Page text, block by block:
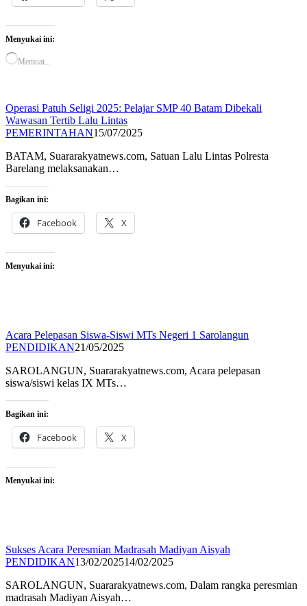
Menyukai ini:
Memuat...
Operasi Patuh Seligi 2025: Pelajar SMP 40 Batam Dibekali
Wawasan Tertib Lalu Lintas
PEMERINTAHAN15/07/2025
BATAM, Suararakyatnews.com, Satuan Lalu Lintas Polresta
Barelang melaksanakan…
Bagikan ini:
Facebook X
Menyukai ini:
Acara Pelepasan Siswa-Siswi MTs Negeri 1 Sarolangun
PENDIDIKAN21/05/2025
SAROLANGUN, Suararakyatnews.com, Acara pelepasan
siswa/siswi kelas IX MTs…
Bagikan ini:
Facebook X
Menyukai ini:
Sukses Acara Peresmian Madrasah Madiyan Aisyah
PENDIDIKAN13/02/202514/02/2025
SAROLANGUN, Suararakyatnews.com, Dalam rangka peresmian
madrasah Madiyan Aisyah…